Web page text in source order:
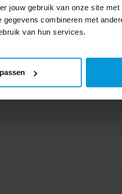
jouw gebruik van onze site
combineren met
van hun services.